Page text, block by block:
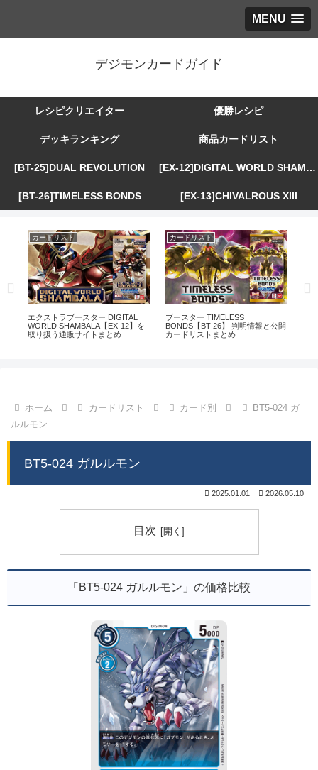
MENU
デジモンカードガイド
レシピクリエイター 優勝レシピ
デッキランキング 商品カードリスト
[BT-25]DUAL REVOLUTION [EX-12]DIGITAL WORLD SHAMBALA
[BT-26]TIMELESS BONDS [EX-13]CHIVALROUS XIII
カードリスト
エクストラブースター DIGITAL
WORLD SHAMBALA【EX-12】を
取り扱う通販サイトまとめ
カードリスト
ブースター TIMELESS
BONDS【BT-26】 判明情報と公開
カードリストまとめ
ホーム カードリスト カード別
BT5-024 ガ
ルルモン
BT5-024 ガルルモン
2025.01.01 2026.05.10
目次
「BT5-024 ガルルモン」の価格比較